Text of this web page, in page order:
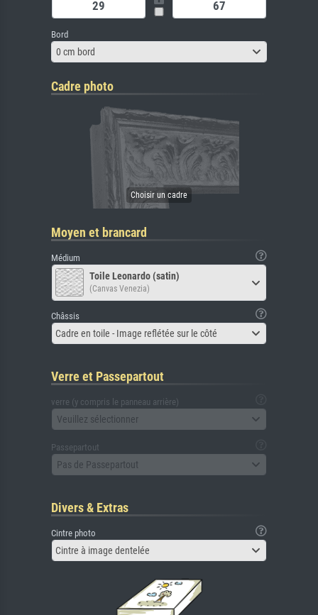
Bord
0 cm bord
Cadre photo
Moyen et brancard
Médium
Toile Leonardo (satin)
(Canvas Venezia)
Châssis
Cadre en toile - Image reflétée sur le côté
Verre et Passepartout
verre (y compris le panneau arrière)
Veuillez sélectionner
Passepartout
Pas de Passepartout
Divers & Extras
Cintre photo
Cintre à image dentelée